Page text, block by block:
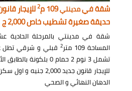
شقة فيمدينتي109 م 2للإيجار
حديقة صغيرة تشطيب خاص 2,000 ج
شقة في مدينتي بالمرحلة الحادية
المساحة 109 متر
2قبلي و شرقي تطل
تشمل 3 نوم 2 حمام 0
للإيجار قانون جديد
الدهان النهائي و الصحي